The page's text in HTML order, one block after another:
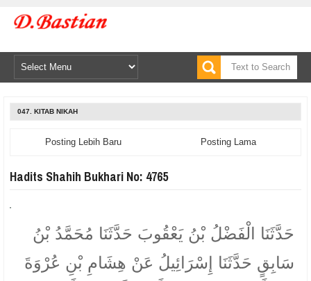
047. KITAB NIKAH
Posting Lebih Baru Posting Lama
Hadits Shahih Bukhari No: 4765
حَدَّثَنَا الْفَضْلُ بْنُ يَعْقُوبَ حَدَّثَنَا مُحَمَّدُ بْنُ
سَابِقٍ حَدَّثَنَا إِسْرَائِيلُ عَنْ هِشَامِ بْنِ عُرْوَةَ